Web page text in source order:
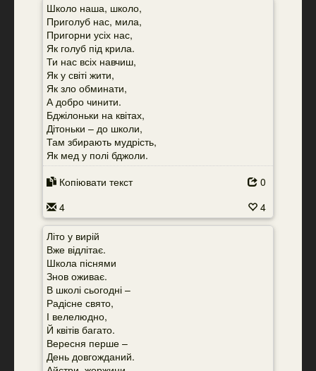
Школо наша, школо,
Приголуб нас, мила,
Пригорни усіх нас,
Як голуб під крила.
Ти нас всіх навчиш,
Як у світі жити,
Як зло обминати,
А добро чинити.
Бджілоньки на квітах,
Дітоньки – до школи,
Там збирають мудрість,
Як мед у полі бджоли.
Копіювати текст
0
4
4
Літо у вирій
Вже відлітає.
Школа піснями
Знов оживає.
В школі сьогодні –
Радісне свято,
І велелюдно,
Й квітів багато.
Вересня перше –
День довгожданий.